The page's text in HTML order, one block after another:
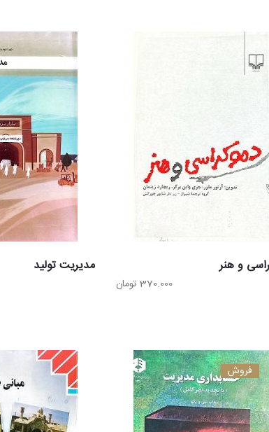
و هنر
370.000 تومان
مدیریت تولید
فروش